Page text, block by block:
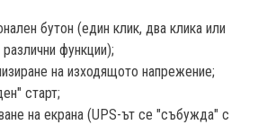
бутон (един клик, два клика или
функции);
на изходящото напрежение;
старт;
на екрана (UPS-ът се "събужда" с